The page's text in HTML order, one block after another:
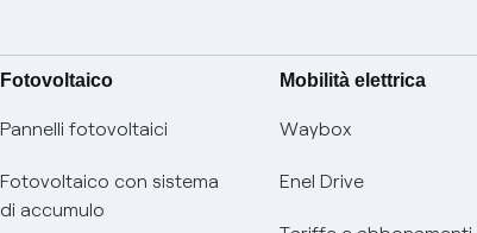
Fotovoltaico
Pannelli fotovoltaici
Fotovoltaico con sistema
di accumulo
Mobilità elettrica
Waybox
Enel Drive